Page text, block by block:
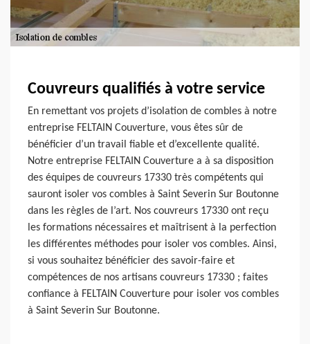
Couvreurs qualifiés à votre service
En remettant vos projets d’isolation de combles à notre
entreprise FELTAIN Couverture, vous êtes sûr de
bénéficier d’un travail fiable et d’excellente qualité.
Notre entreprise FELTAIN Couverture a à sa disposition
des équipes de couvreurs 17330 très compétents qui
sauront isoler vos combles à Saint Severin Sur Boutonne
dans les règles de l’art. Nos couvreurs 17330 ont reçu
les formations nécessaires et maîtrisent à la perfection
les différentes méthodes pour isoler vos combles. Ainsi,
si vous souhaitez bénéficier des savoir-faire et
compétences de nos artisans couvreurs 17330 ; faites
confiance à FELTAIN Couverture pour isoler vos combles
à Saint Severin Sur Boutonne.